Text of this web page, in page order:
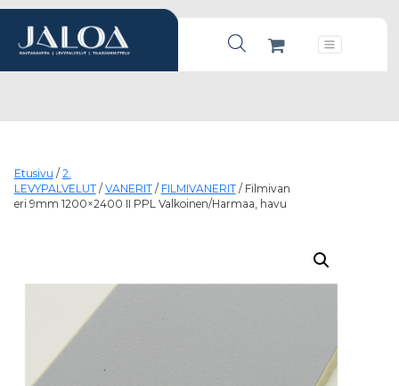
Products search
Päävalikko
Etusivu / 2.
LEVYPALVELUT/ VANERIT/ FILMIVANERIT/ Filmivan
eri 9mm 1200×2400 II PPL Valkoinen/Harmaa, havu